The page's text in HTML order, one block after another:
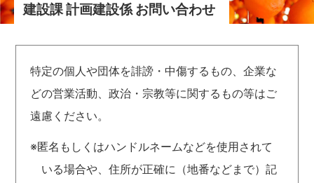
建設課 計画建設係 お問い合わせ
特定の個人や団体を誹謗・中傷するもの、企業な
どの営業活動、政治・宗教等に関するもの等はご
遠慮ください。
※匿名もしくはハンドルネームなどを使用されて
いる場合や、住所が正確に（地番などまで）記